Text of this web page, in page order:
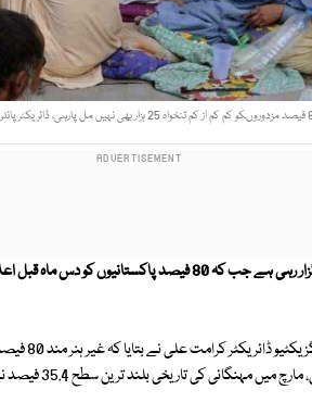
پائلر۔ فوٹو: فائل
ایکسپریس